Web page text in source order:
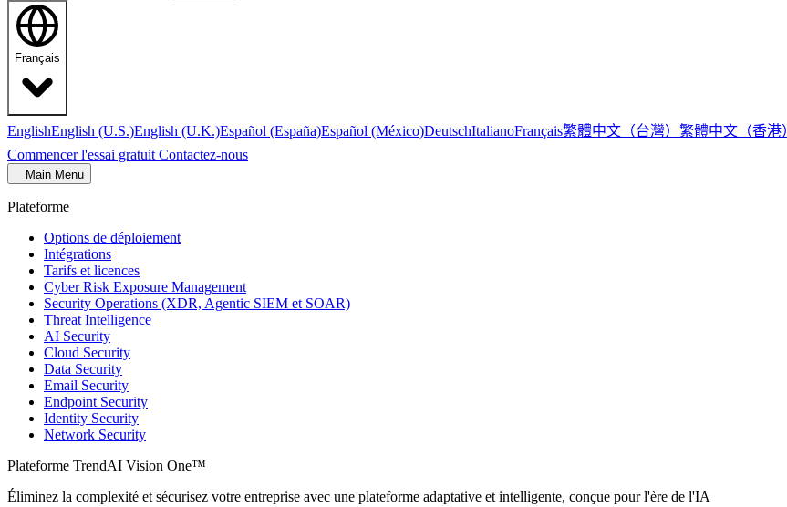
Français
EnglishEnglish (U.S.)English (U.K.)Español (España)Español (México)DeutschItalianoFrançais繁體中文（台灣） 繁體中文（香港）
Commencer l'essai gratuit Contactez-nous
Main Menu
Plateforme
Options de déploiement
Intégrations
Tarifs et licences
Cyber Risk Exposure Management
Security Operations (XDR, Agentic SIEM et SOAR)
Threat Intelligence
AI Security
Cloud Security
Data Security
Email Security
Endpoint Security
Identity Security
Network Security
Plateforme TrendAI Vision One™
Éliminez la complexité et sécurisez votre entreprise avec une plateforme adaptative et intelligente, conçue pour l'ère de l'IA